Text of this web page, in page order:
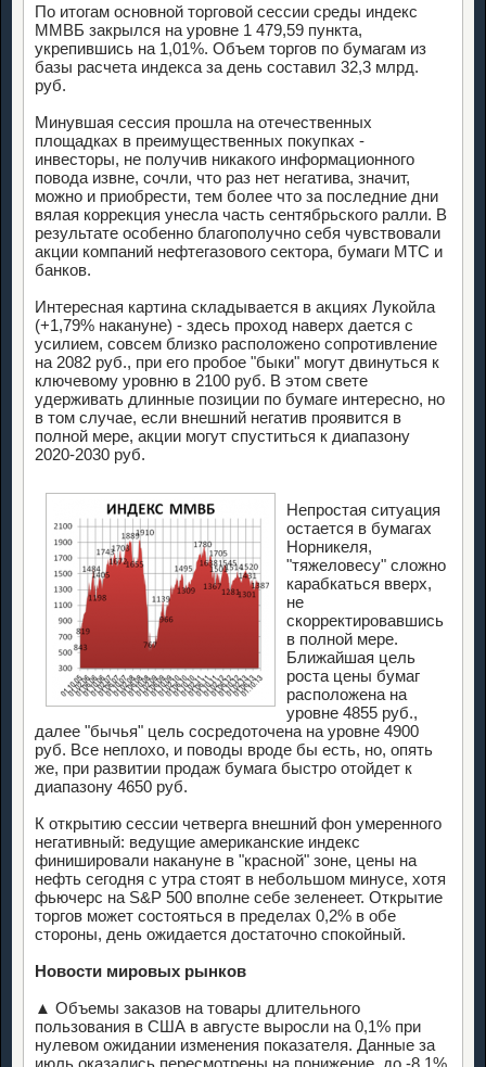
По итогам основной торговой сессии среды индекс
ММВБ закрылся на уровне 1 479,59 пункта,
укрепившись на 1,01%. Объем торгов по бумагам из
базы расчета индекса за день составил 32,3 млрд.
руб.
Минувшая сессия прошла на отечественных
площадках в преимущественных покупках -
инвесторы, не получив никакого информационного
повода извне, сочли, что раз нет негатива, значит,
можно и приобрести, тем более что за последние дни
вялая коррекция унесла часть сентябрьского ралли. В
результате особенно благополучно себя чувствовали
акции компаний нефтегазового сектора, бумаги МТС и
банков.
Интересная картина складывается в акциях Лукойла
(+1,79% накануне) - здесь проход наверх дается с
усилием, совсем близко расположено сопротивление
на 2082 руб., при его пробое "быки" могут двинуться к
ключевому уровню в 2100 руб. В этом свете
удерживать длинные позиции по бумаге интересно, но
в том случае, если внешний негатив проявится в
полной мере, акции могут спуститься к диапазону
2020-2030 руб.
Непростая ситуация
остается в бумагах
Норникеля,
"тяжеловесу" сложно
карабкаться вверх,
не
скорректировавшись
в полной мере.
Ближайшая цель
роста цены бумаг
расположена на
уровне 4855 руб.,
далее "бычья" цель сосредоточена на уровне 4900
руб. Все неплохо, и поводы вроде бы есть, но, опять
же, при развитии продаж бумага быстро отойдет к
диапазону 4650 руб.
К открытию сессии четверга внешний фон умеренного
негативный: ведущие американские индекс
финишировали накануне в "красной" зоне, цены на
нефть сегодня с утра стоят в небольшом минусе, хотя
фьючерс на S&P 500 вполне себе зеленеет. Открытие
торгов может состояться в пределах 0,2% в обе
стороны, день ожидается достаточно спокойный.
Новости мировых рынков
▲ Объемы заказов на товары длительного
пользования в США в августе выросли на 0,1% при
нулевом ожидании изменения показателя. Данные за
июль оказались пересмотрены на понижение, до -8,1%